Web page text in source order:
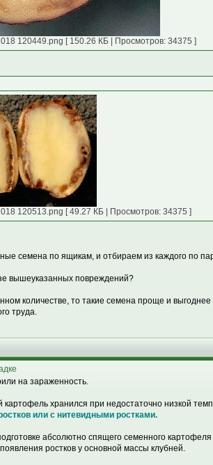
120449.png [ 150.26 КБ | Просмотров: 34375 ]
120513.png [ 49.27 КБ | Просмотров: 34375 ]
семена по ящикам, и отбираем из каждого по
вышеуказанных повреждений?
количестве, то такие семена проще и
труда.
на зараженность.
картофель хранился при недостаточно низкой
или с нитевидными ростками.
абсолютно спящего семенного
ростков у основной массы клубней.